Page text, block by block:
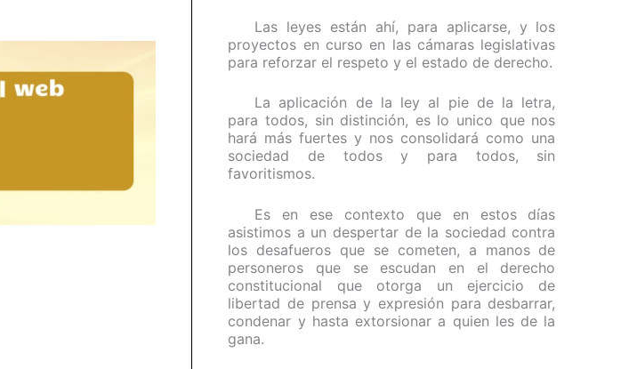
Las leyes están ahí, para aplicarse, y los
proyectos en curso en las cámaras legislativas
para reforzar el respeto y el estado de derecho.
La aplicación de la ley al pie de la letra,
para todos, sin distinción, es lo unico que nos
hará más fuertes y nos consolidará como una
sociedad de todos y para todos, sin
favoritismos.
Es en ese contexto que en estos días
asistimos a un despertar de la sociedad contra
los desafueros que se cometen, a manos de
personeros que se escudan en el derecho
constitucional que otorga un ejercicio de
libertad de prensa y expresión para desbarrar,
condenar y hasta extorsionar a quien les de la
gana.